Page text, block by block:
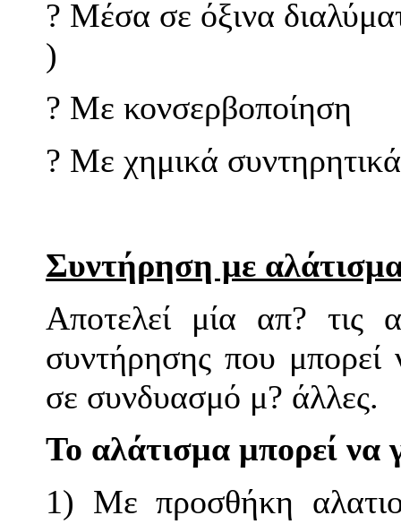
? Μέσα σε όξινα
)
? Με κονσερβοποίηση
? Με χημικά
Συντήρηση με
Αποτελεί μία απ? τις
συντήρησης που
σε συνδυασμό μ? άλλες.
Το αλάτισμα μπορεί να
1) Με προσθήκη